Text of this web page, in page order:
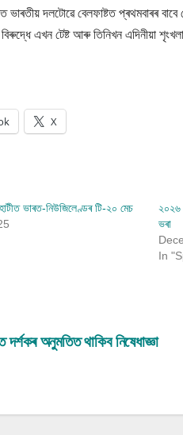
দলটোৱে বেলফাষ্টত প্ৰথমবাৰৰ বাবে
এখন টেষ্ট আৰু তিনিখন এদিনীয়া
X
ভাৰত-নিউজিলেণ্ডৰ টি-২০ মেচ
২০২৬
ভৰা
In
অনুমতিত থাকিব নিষেধাজ্ঞা